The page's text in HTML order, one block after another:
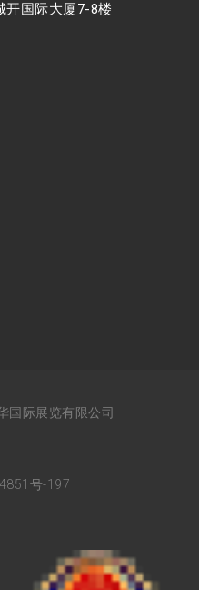
开国际大厦7-8楼
国际展览有限公司
号-197